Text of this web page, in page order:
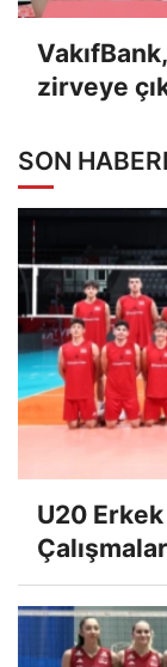
zirveye
SON
U20 Erkek